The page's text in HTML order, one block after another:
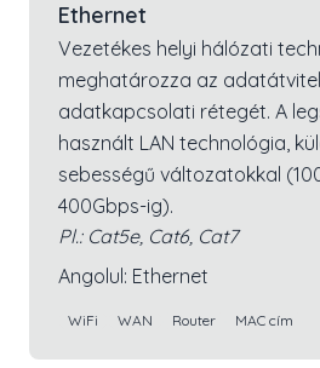
Ethernet
Vezetékes helyi hálózati
meghatározza az
adatkapcsolati rétegét. A
használt LAN technológia,
sebességű változatokkal
400Gbps-ig).
Pl.: Cat5e, Cat6, Cat7
Angolul: Ethernet
WiFi WAN Router MAC cím